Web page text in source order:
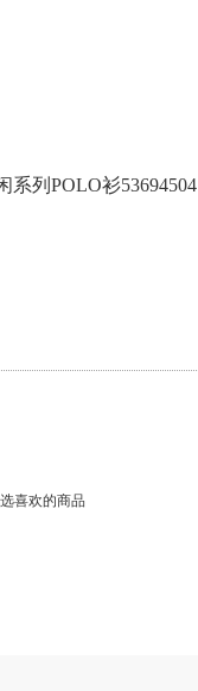
系列POLO衫53694504
喜欢的商品